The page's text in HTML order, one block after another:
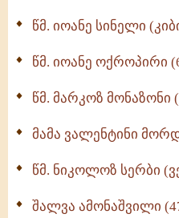
წმ. იოანე სინელი
წმ. იოანე ოქროპირი
წმ. მარკოზ მონაზონი
მამა ვალენტინი
წმ. ნიკოლოზ სერბი
შალვა ამონაშვილი